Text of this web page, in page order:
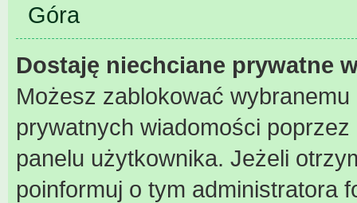
Góra
Dostaję niechciane prywatne
Możesz zablokować
prywatnych wiadomości
panelu użytkownika. Jeżeli
poinformuj o tym administratora